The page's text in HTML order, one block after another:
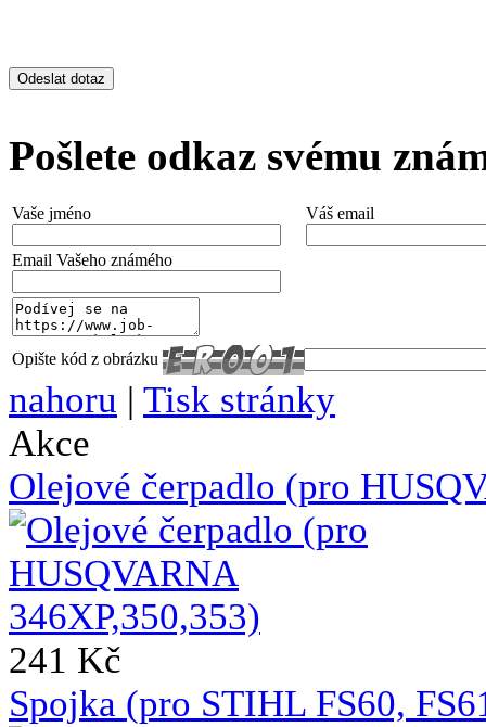
Pošlete odkaz svému
Vaše jméno Váš email
Email Vašeho známého
Opište kód z obrázku
nahoru | Tisk stránky
Akce
Olejové čerpadlo (pro
241 Kč
Spojka (pro STIHL FS60,